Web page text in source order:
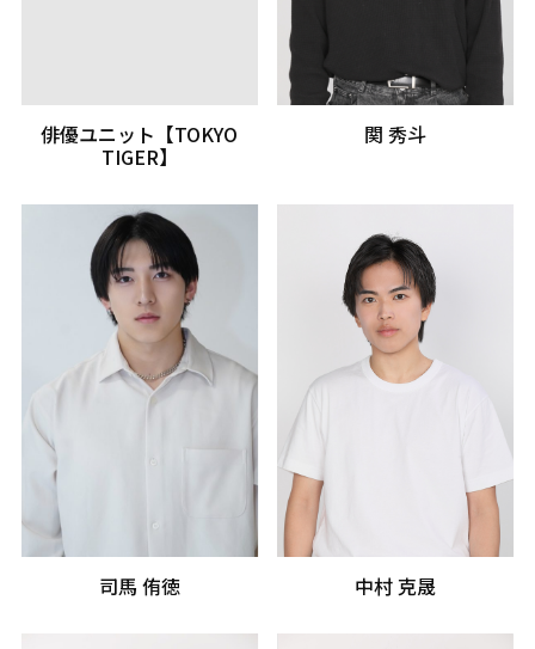
俳優ユニット【TOKYO
TIGER】
関 秀斗
司馬 侑徳 中村 克晟